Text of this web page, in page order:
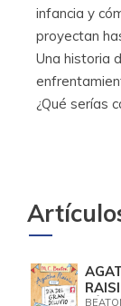
infancia y
proyectan
Una historia
¿Qué serías